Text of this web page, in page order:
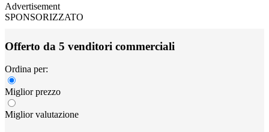
Advertisement
SPONSORIZZATO
Offerto da 5 venditori commerciali
Ordina per:
Miglior prezzo
Miglior valutazione